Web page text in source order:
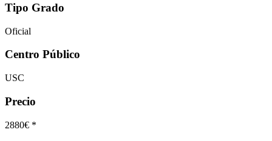
Tipo Grado
Oficial
Centro Público
USC
Precio
2880€ *